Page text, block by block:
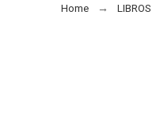
Home LIBROS